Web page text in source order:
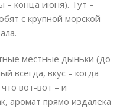
– конца июня). Тут –
с крупной морской
местные дыньки (до
всегда, вкус – когда
вот-вот – и
аромат прямо издалека